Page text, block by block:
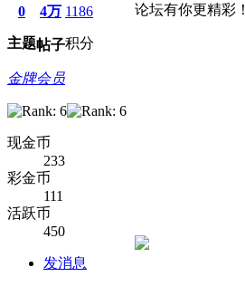
0
主题
4万
帖子
1186
积分
金牌会员
现金币
233
彩金币
111
活跃币
450
发消息
论坛有你更精彩！